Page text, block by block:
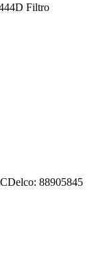
Filtro
88905845